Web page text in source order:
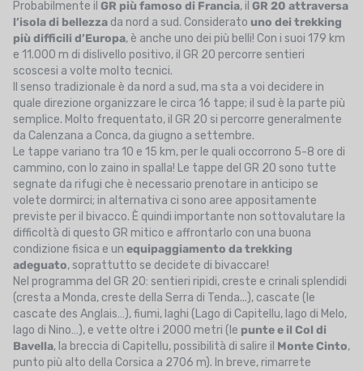
Probabilmente il GR più famoso di Francia, il GR 20 attraversa
l’isola di bellezza da nord a sud. Considerato uno dei trekking
più difficili d’Europa, è anche uno dei più belli! Con i suoi 179 km
e 11.000 m di dislivello positivo, il GR 20 percorre sentieri
scoscesi a volte molto tecnici.
Il senso tradizionale è da nord a sud, ma sta a voi decidere in
quale direzione organizzare le circa 16 tappe; il sud è la parte più
semplice. Molto frequentato, il GR 20 si percorre generalmente
da Calenzana a Conca, da giugno a settembre.
Le tappe variano tra 10 e 15 km, per le quali occorrono 5-8 ore di
cammino, con lo zaino in spalla! Le tappe del GR 20 sono tutte
segnate da rifugi che è necessario prenotare in anticipo se
volete dormirci; in alternativa ci sono aree appositamente
previste per il bivacco. È quindi importante non sottovalutare la
difficoltà di questo GR mitico e affrontarlo con una buona
condizione fisica e un equipaggiamento da trekking
adeguato, soprattutto se decidete di bivaccare!
Nel programma del GR 20: sentieri ripidi, creste e crinali splendidi
(cresta a Monda, creste della Serra di Tenda...), cascate (le
cascate des Anglais…), fiumi, laghi (Lago di Capitellu, lago di Melo,
lago di Nino…), e vette oltre i 2000 metri (le punte e il Col di
Bavella, la breccia di Capitellu, possibilità di salire il Monte Cinto,
punto più alto della Corsica a 2706 m). In breve, rimarrete